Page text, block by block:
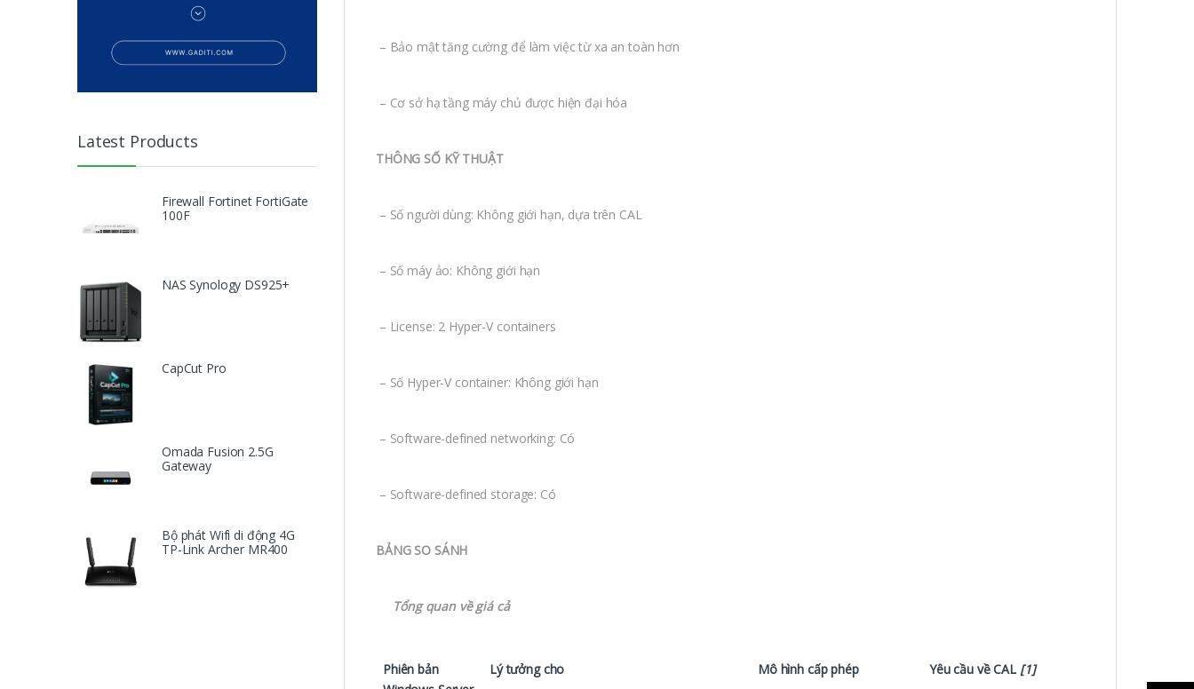
– Bảo mật tăng cường để làm việc từ xa an toàn hơn
– Cơ sở hạ tầng máy chủ được hiện đại hóa
THÔNG SỐ KỸ THUẬT
– Số người dùng: Không giới hạn, dựa trên CAL
– Số máy ảo: Không giới hạn
– License: 2 Hyper-V containers
– Số Hyper-V container: Không giới hạn
– Software-defined networking: Có
– Software-defined storage: Có
BẢNG SO SÁNH
Tổng quan về giá cả
Phiên bản
Lý tưởng cho Mô hình cấp phép Yêu cầu về CAL [1]
Latest Products
Firewall Fortinet FortiGate
100F
NAS Synology DS925+
CapCut Pro
Omada Fusion 2.5G
Gateway
Bộ phát Wifi di động 4G
TP-Link Archer MR400